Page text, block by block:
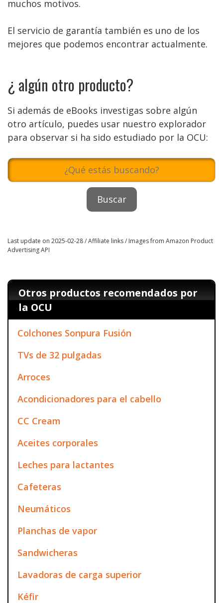
muchos motivos.
El servicio de garantía también es uno de los
mejores que podemos encontrar actualmente.
¿ algún otro producto?
Si además de eBooks investigas sobre algún
otro artículo, puedes usar nuestro explorador
para observar si ha sido estudiado por la OCU:
Last update on 2025-02-28 / Affiliate links / Images from Amazon Product
Advertising API
Otros productos recomendados por
la OCU
Colchones Sonpura Fusión
TVs de 32 pulgadas
Arroces
Acondicionadores para el cabello
CC Cream
Aceites corporales
Leches para lactantes
Cafeteras
Neumáticos
Planchas de vapor
Sandwicheras
Lavadoras de carga superior
Kéfir